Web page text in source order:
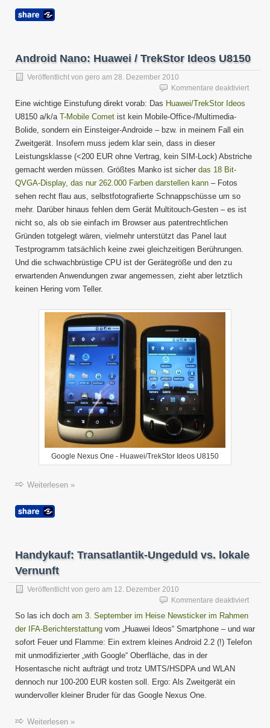
Android Nano: Huawei / TrekStor Ideos U8150
Veröffentlicht von gero am 28. Dezember 2010
Kommentare deaktiviertfür
Eine wichtige Einstufung direkt vorab: Das Huawei/TrekStor Ideos
U8150 a/k/a T-Mobile Comet ist kein Mobile-Office-/Multimedia-
Bolide, sondern ein Einsteiger-Androide – bzw. in meinem Fall ein
Zweitgerät. Insofern muss jedem klar sein, dass in dieser
Leistungsklasse (<200 EUR ohne Vertrag, kein SIM-Lock) Abstriche
gemacht werden müssen. Größtes Manko ist sicher das 18 Bit-
QVGA-Display, das nur 262.000 Farben darstellen kann – Fotos
sehen recht flau aus, selbstfotografierte Schnappschüsse um so
mehr. Darüber hinaus fehlen dem Gerät Multitouch-Gesten – es ist
nicht so, als ob sie einfach im Browser aus patentrechtlichen
Gründen totgelegt wären, vielmehr unterstützt das Panel laut
Testprogramm tatsächlich keine zwei gleichzeitigen Berührungen.
Und die schwachbrüstige CPU ist der Gerätegröße und den zu
erwartenden Anwendungen zwar angemessen, zieht aber letztlich
keinen Hering vom Teller.
Google Nexus One - Huawei/TrekStor Ideos U8150
Weiterlesen »
Handykauf: Transatlantik-Ungeduld vs. lokale
Vernunft
Veröffentlicht von gero am 12. Dezember 2010
Kommentare deaktiviertfür
vs.
So las ich doch am 3. September im Heise Newsticker im Rahmen
der IFA-Berichterstattung vom „Huawei Ideos“ Smartphone – und war
sofort Feuer und Flamme: Ein extrem kleines Android 2.2 (!) Telefon
mit unmodifizierter „with Google“ Oberfläche, das in der
Hosentasche nicht aufträgt und trotz UMTS/HSDPA und WLAN
dennoch nur 100-200 EUR kosten soll. Ergo: Als Zweitgerät ein
wundervoller kleiner Bruder für das Google Nexus One.
Weiterlesen »